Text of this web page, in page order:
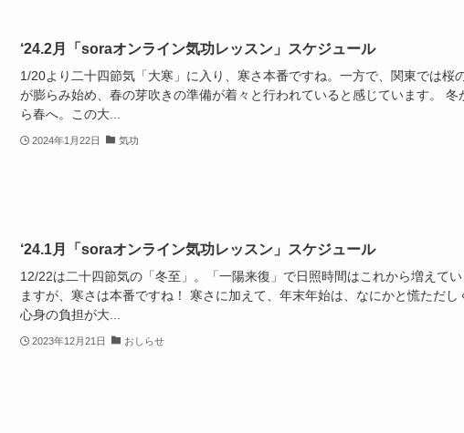
‘24.2月「soraオンライン気功レッスン」スケジュール
1/20より二十四節気「大寒」に入り、寒さ本番ですね。一方で、関東では桜
が膨らみ始め、春の芽吹きの準備が着々と行われていると感じています。 冬
ら春へ。この大...
2024年1月22日 気功
‘24.1月「soraオンライン気功レッスン」スケジュール
12/22は二十四節気の「冬至」。「一陽来復」で日照時間はこれから増えてい
ますが、寒さは本番ですね！ 寒さに加えて、年末年始は、なにかと慌ただし
心身の負担が大...
2023年12月21日 おしらせ